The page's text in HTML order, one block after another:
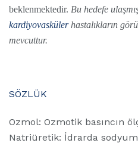
beklenmektedir. Bu hedefe
kardiyovaskülerhastalıkların
mevcuttur.
SÖZLÜK
Ozmol: Ozmotik basıncın
Natriüretik: İdrarda sodyum